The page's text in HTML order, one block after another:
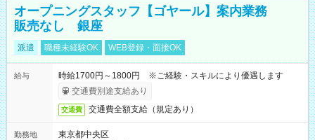
オープニングスタッフ【ゴヤール】案内業務
販売なし 銀座
派遣 職種未経験OK WEB登録・面接OK
給与
時給1700円～1800円 ※ご経験・スキルにより優遇します
交通費別途支給あり
交通費 交通費全額支給（規定あり）
勤務地
東京都中央区